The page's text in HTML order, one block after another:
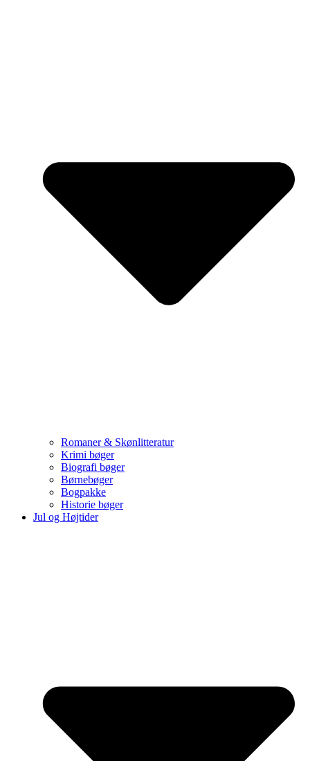
Romaner & Skønlitteratur
Krimi bøger
Biografi bøger
Børnebøger
Bogpakke
Historie bøger
Jul og Højtider